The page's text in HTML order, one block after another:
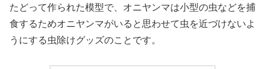
たどって作られた模型で、オニヤンマは小型の虫などを捕
食するためオニヤンマがいると思わせて虫を近づけないよ
うにする虫除けグッズのことです。